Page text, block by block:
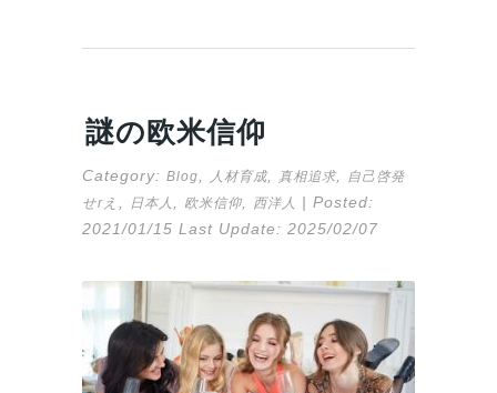
謎の欧米信仰
Category: Blog 人材育成, 真相追求,
自己啓発
せrえ
日本人 欧米信仰 西洋人
| Posted:
2021/01/15 Last Update: 2025/02/07